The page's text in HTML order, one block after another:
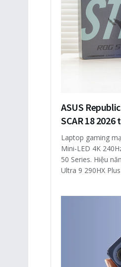
ASUS
SCAR 18
Laptop gaming
Mini-LED 4K
50 Series. Hiệu
Ultra 9 290HX